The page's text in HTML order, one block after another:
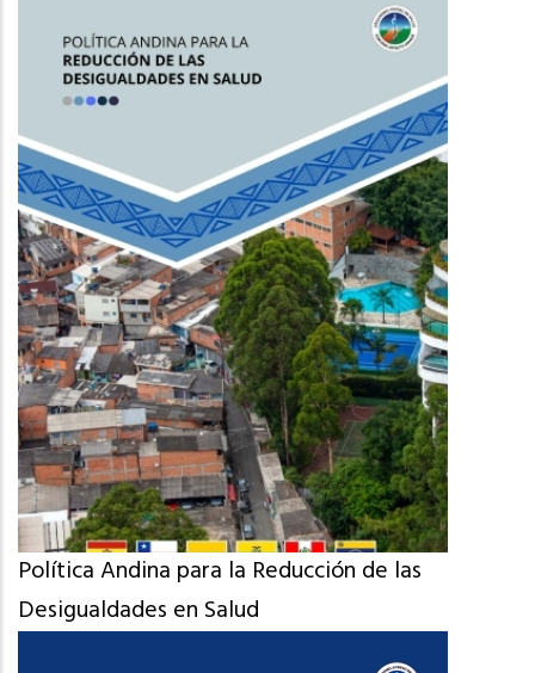
Política Andina para la Reducción de las
Desigualdades en Salud